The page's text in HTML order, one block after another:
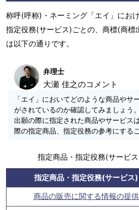
称呼(呼称)・ネーミング「エイ」にお
指定役務(サービス)ごとの、商標(商標
は以下の通りです。
弁理士
大瀬 佳之のコメント
「エイ」においてどのような商品やサ
がされているのか確認してみましょう
出願の際に指定された商品やサービス
際の指定商品、指定役務の参考にする
指定商品・指定役務(サービ
指定商品・指定役務(サービス)
商品の販売に関する情報の提供